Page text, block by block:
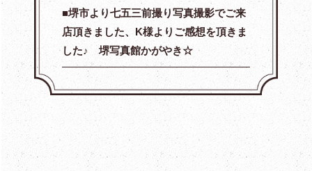
堺市より七五三前撮り写真撮影でご来
店頂きました、K様よりご感想を頂きま
した♪ 堺写真館かがやき☆